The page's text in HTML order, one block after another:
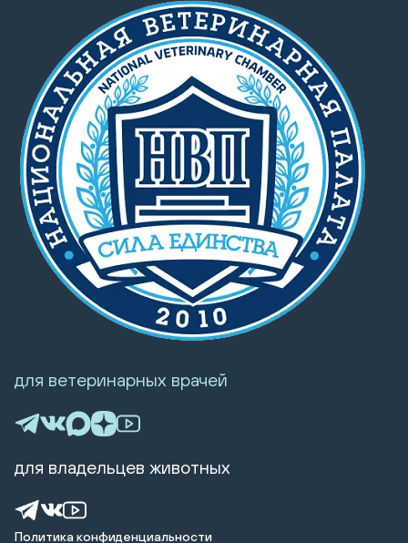
Политика конфиденциальности
для ветеринарных врачей
для владельцев животных